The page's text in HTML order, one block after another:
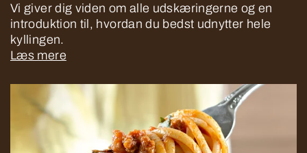
Vi giver dig viden om alle udskæringerne og en
introduktion til, hvordan du bedst udnytter hele
kyllingen.
Læs mere